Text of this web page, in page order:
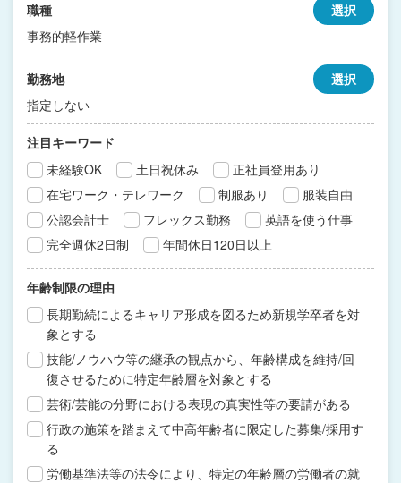
職種
事務的軽作業
選択
勤務地
指定しない
選択
注目キーワード
未経験OK
土日祝休み
正社員登用あり
在宅ワーク・テレワーク
制服あり
服装自由
公認会計士
フレックス勤務
英語を使う仕事
完全週休2日制
年間休日120日以上
年齢制限の理由
長期勤続によるキャリア形成を図るため新規学卒者を対
象とする
技能/ノウハウ等の継承の観点から、年齢構成を維持/回
復させるために特定年齢層を対象とする
芸術/芸能の分野における表現の真実性等の要請がある
行政の施策を踏まえて中高年齢者に限定した募集/採用す
る
労働基準法等の法令により、特定の年齢層の労働者の就